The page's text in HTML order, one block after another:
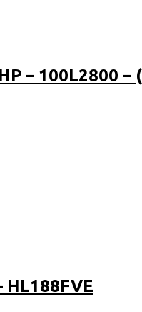
– 100L2800 –